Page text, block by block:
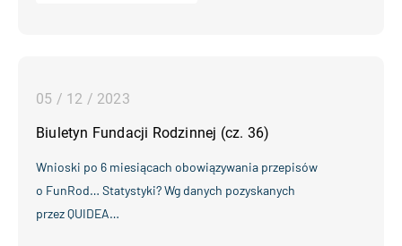
05 / 12 / 2023
Biuletyn Fundacji Rodzinnej (cz. 36)
Wnioski po 6 miesiącach obowiązywania przepisów
o FunRod… Statystyki? Wg danych pozyskanych
przez QUIDEA…